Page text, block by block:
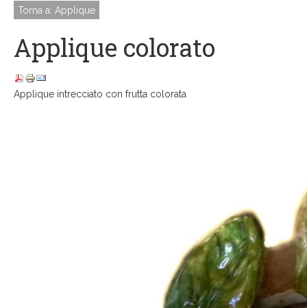
Torna a: Applique
Applique colorato
Applique intrecciato con frutta colorata